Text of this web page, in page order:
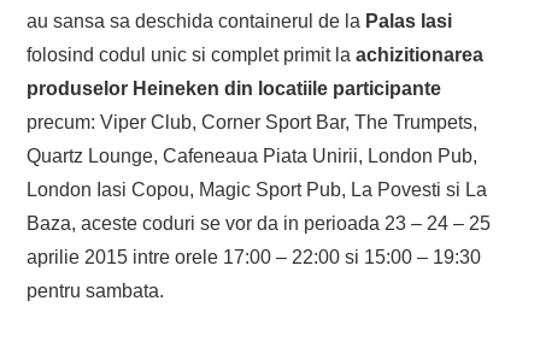
au sansa sa deschida containerul de la Palas Iasi
folosind codul unic si complet primit laachizitionarea
produselor Heineken din locatiile participante
precum: Viper Club, Corner Sport Bar, The Trumpets,
Quartz Lounge, Cafeneaua Piata Unirii, London Pub,
London Iasi Copou, Magic Sport Pub, La Povesti si La
Baza, aceste coduri se vor da in perioada 23 – 24 – 25
aprilie 2015 intre orele 17:00 – 22:00 si 15:00 – 19:30
pentru sambata.